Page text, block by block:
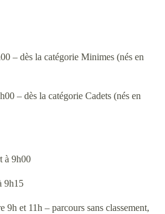
– dès la catégorie Minimes (nés en
– dès la catégorie Cadets (nés en
à 9h00
9h15
9h et 11h – parcours sans classement,